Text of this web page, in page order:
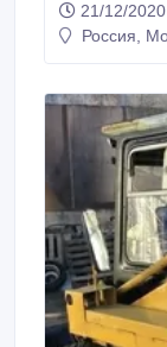
бульдозеров , колесном приводе или в ходовой
части
Промтрактор.
21/12/
Россия,